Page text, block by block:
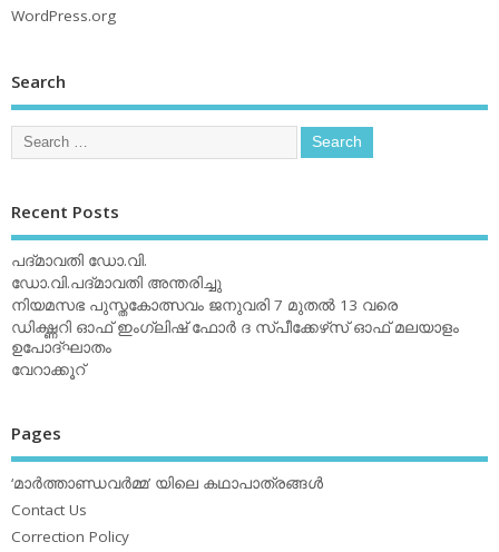
WordPress.org
Search
Recent Posts
പദ്മാവതി ഡോ.വി.
ഡോ.വി.പദ്മാവതി അന്തരിച്ചു
നിയമസഭ പുസ്തകോത്സവം ജനുവരി 7 മുതല്‍ 13 വരെ
ഡിക്ഷ്ണറി ഓഫ് ഇംഗ്ലിഷ് ഫോര്‍ ദ സ്പീക്കേഴ്‌സ് ഓഫ് മലയാളം
ഉപോദ്ഘാതം
വേറാക്കൂറ്
Pages
‘മാര്‍ത്താണ്ഡവര്‍മ്മ’ യിലെ കഥാപാത്രങ്ങള്‍
Contact Us
Correction Policy